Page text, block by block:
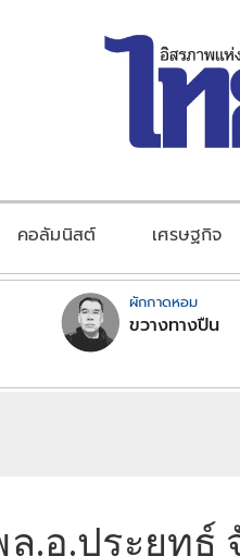
คอลัมนิสต์ เศรษฐกิจ
ผักกาดหอม
ขวางทางปืน
.อ.ประยุทธ์